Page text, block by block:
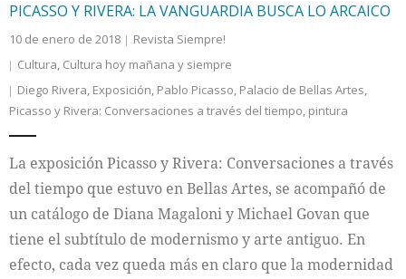
PICASSO Y RIVERA: LA VANGUARDIA BUSCA LO ARCAICO
10 de enero de 2018
Revista Siempre!
Cultura, Cultura hoy mañana y siempre
Diego Rivera, Exposición, Pablo Picasso, Palacio de Bellas Artes,
Picasso y Rivera: Conversaciones a través del tiempo, pintura
La exposición Picasso y Rivera: Conversaciones a través
del tiempo que estuvo en Bellas Artes, se acompañó de
un catálogo de Diana Magaloni y Michael Govan que
tiene el subtítulo de modernismo y arte antiguo. En
efecto, cada vez queda más en claro que la modernidad